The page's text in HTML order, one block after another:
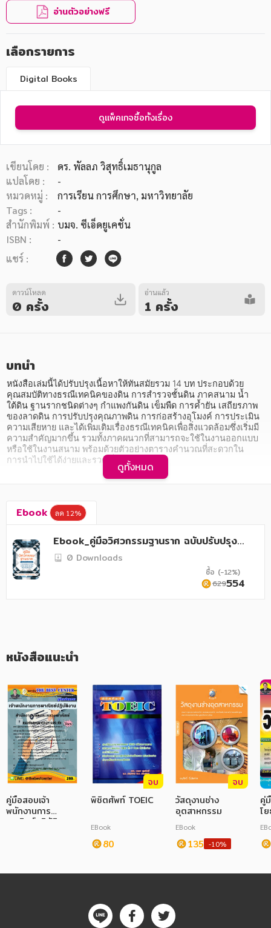
หมวดหมู่หนังสือ
หมวดหมู่ยอดนิยม
หนังสือออกใหม่ หนังสือยอดนิยม หนังสือเช่า
อีบุ๊กอ่านฟรี
หมวดหมู่หนังสือ
อาหาร สุขภาพ การแพทย์
ศิลปะ บันเทิง กีฬา ท่องเที่ยว
สังคม วัฒนธรรม การปกครอง ศาสนาและปรัชญา
ศาสนา และปรัชญา
การเงิน การลงทุน บริหาร
นิตยสาร หนังสือพิมพ์
ครอบครัว
วรรณกรรม
เทคโนโลยี การสื่อสาร วิทยาศาสตร์
หนังสือเด็ก
การพัฒนาตนเอง
ความรู้ทั่วไป
การ์ตูนความรู้ การ์ตูน
การ์ตูนมังงะ (Manga)
อ่านตัวอย่างฟรี
เลือกรายการ
Digital Books
ดูแพ็คเกจซื้อทั้งเรื่อง
เขียนโดย :
ดร. พัลลภ วิสุทธิ์เมธานุกูล
แปลโดย :
-
หมวดหมู่ :
การเรียน การศึกษา, มหาวิทยาลัย
Tags :
-
สำนักพิมพ์ : บมจ. ซีเอ็ดยูเคชั่น
ISBN :
-
แชร์ :
ดาวน์โหลด
0 ครั้ง
อ่านแล้ว
1 ครั้ง
บทนำ
หนังสือเล่มนี้ได้ปรับปรุงเนื้อหาให้ทันสมัยรวม 14 บท ประกอบด้วย
คุณสมบัติทางธรณีเทคนิคของดิน การสำรวจชั้นดิน ภาคสนาม น้ำ
ใต้ดิน ฐานรากชนิดต่างๆ กำแพงกันดิน เข็มพืด การค้ำยัน เสถียรภาพ
ของลาดดิน การปรับปรุงคุณภาพดิน การก่อสร้างอุโมงค์ การประเมิน
ความเสียหาย และได้เพิ่มเติมเรื่องธรณีเทคนิคเพื่อสิ่งแวดล้อมซึ่งเริ่มมี
ความสำคัญมากขึ้น รวมทั้งภาคผนวกที่สามารถจะใช้ในงานออกแบบ
หรือใช้ในงานสนาม พร้อมด้วยตัวอย่างตารางคำนวณที่สะดวกใน
การนำไปใช้ได้ง่ายและรวดเร็ว
บทที่ 2 การสำรวจชั้นดินภาคสนาม
บทที่ 3 น้ำใต้ดิน
บทที่ 4 ฐานรากตื้น
บทที่ 5 ฐานรากยึด ฐานรากร่วม และฐานรากพรม
ฯลฯ
ดูทั้งหมด
Ebook ลด 12%
Ebook_คู่มือวิศวกรรมฐานราก ฉบับปรับปรุงเ
พิ่มเติม0 Downloads
ซื้อ (-12%)
629554
หนังสือแนะนำ
คู่มือสอบเจ้า
พนักงานการ
พาณิชย์ปฏิบัติงาน
จบ
พิชิตศัพท์ TOEIC
EBook
80
จบ
วัสดุงานช่าง
อุตสาหกรรม
EBook
135 -10%
คู่
โ
ก